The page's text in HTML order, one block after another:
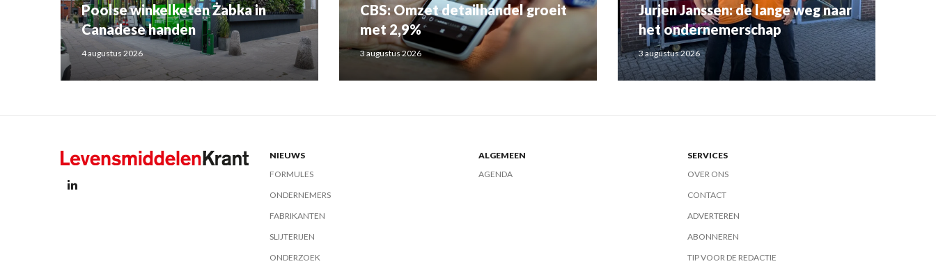
Poolse winkelketen Żabka in
Canadese handen
4 augustus 2026
CBS: Omzet detailhandel groeit
met 2,9%
3 augustus 2026
Jurjen Janssen: de lange weg naar
het ondernemerschap
3 augustus 2026
NIEUWS
FORMULES
ONDERNEMERS
FABRIKANTEN
SLIJTERIJEN
ONDERZOEK
ALGEMEEN
AGENDA
SERVICES
OVER ONS
CONTACT
ADVERTEREN
ABONNEREN
TIP VOOR DE REDACTIE